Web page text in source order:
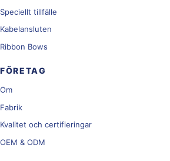
Speciellt tillfälle
Kabelansluten
Ribbon Bows
FÖRETAG
Om
Fabrik
Kvalitet och certifieringar
OEM & ODM